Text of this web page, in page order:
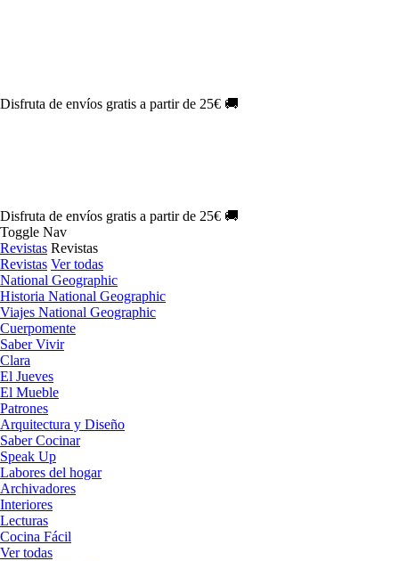
Disfruta de envíos gratis a partir de 25€ 🚚
Disfruta de envíos gratis a partir de 25€ 🚚
Toggle Nav
Revistas Revistas
Revistas Ver todas
National Geographic
Historia National Geographic
Viajes National Geographic
Cuerpomente
Saber Vivir
Clara
El Jueves
El Mueble
Patrones
Arquitectura y Diseño
Saber Cocinar
Speak Up
Labores del hogar
Archivadores
Interiores
Lecturas
Cocina Fácil
Ver todas